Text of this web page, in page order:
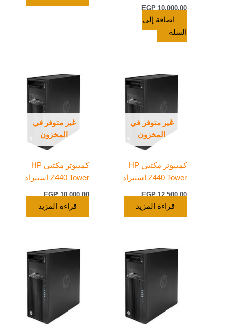
EGP10.000,00
إضافة إلى
السلة
غير متوفر في
المخزون
كمبيوتر مكتبي HP
Z440 Tower استيراد
EGP12.500,00
قراءة المزيد
غير متوفر في
المخزون
كمبيوتر مكتبي HP
Z440 Tower استيراد
EGP10.000,00
قراءة المزيد